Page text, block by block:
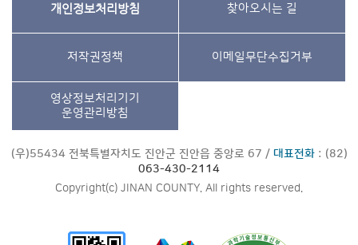
개인정보처리방침 찾아오시는 길
저작권정책 이메일무단수집거부
영상정보처리기기
운영관리방침
(우)55434 전북특별자치도 진안군 진안읍 중앙로 67 / 대표전화: (82)
063-430-2114
Copyright(c) JINAN COUNTY. All rights reserved.